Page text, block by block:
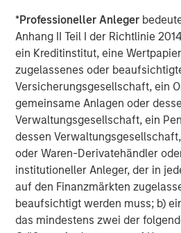
*Professioneller Anleger
Anhang II Teil I der Richtlinie
ein Kreditinstitut, eine
zugelassenes oder
Versicherungsgesellschaft, ein
gemeinsame Anlagen oder
Verwaltungsgesellschaft, ein
dessen
oder Waren-Derivatehändler
institutioneller Anleger, der in
auf den Finanzmärkten
beaufsichtigt werden muss; b)
das mindestens zwei der
Impact on Used Car Providers
Used car prices will likely rise in
demand given higher new car
more likely to hang on to used
aftermarket service providers.
Tire manufacturers also stand to
generate much of their revenue
aftermarket tire sales. Tire
the past that they are able to
consumers. Consumer incentive
longer may also bolster tire